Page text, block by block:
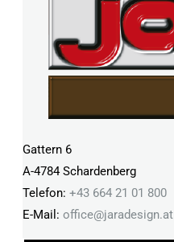
Gattern 6
A-4784 Schardenberg
Telefon: +43 664 21 01 800
E-Mail: office@jaradesign.at